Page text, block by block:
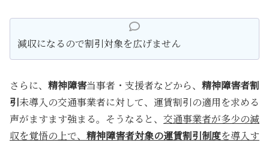
減収になるので割引対象を広げません
さらに、 精神障害当事者・支援者などから、 精神障害者割
引未導入の交通事業者に対して、運賃割引の適用を求める
声がますます強まる。そうなると、 交通事業者が多少の減
収を覚悟の上で、 精神障害者対象の運賃割引制度を導入す